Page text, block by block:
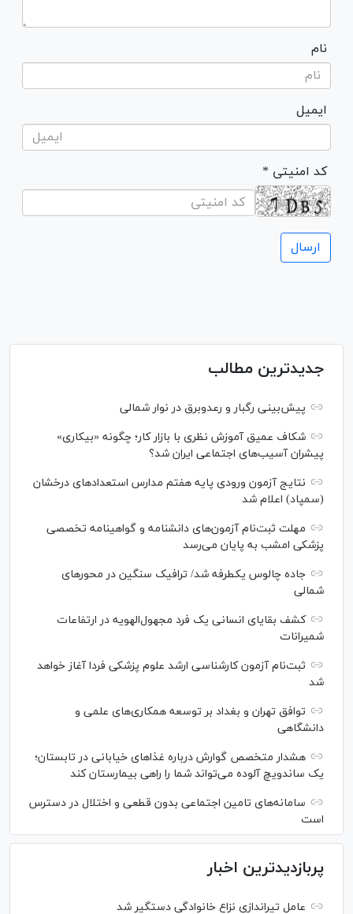
نام
ایمیل
* کد امنیتی
جدیدترین مطالب
پیش‌بینی رگبار و رعدوبرق در نوار شمالی
شکاف عمیق آموزش نظری با بازار کار؛ چگونه «بیکاری»
پیشران آسیب‌های اجتماعی ایران شد؟
نتایج آزمون ورودی پایه هفتم مدارس استعدادهای درخشان
(سمپاد) اعلام شد
مهلت ثبت‌نام آزمون‌های دانشنامه و گواهینامه تخصصی
پزشکی امشب به پایان می‌رسد
جاده چالوس یکطرفه شد/ ترافیک سنگین در محورهای
شمالی
کشف بقایای انسانی یک فرد مجهول‌الهویه در ارتفاعات
شمیرانات
ثبت‌نام آزمون کارشناسی ارشد علوم پزشکی فردا آغاز خواهد
شد
توافق تهران و بغداد بر توسعه همکاری‌های علمی و
دانشگاهی
هشدار متخصص گوارش درباره غذا‌های خیابانی در تابستان؛
یک ساندویچ آلوده می‌تواند شما را راهی بیمارستان کند
سامانه‌های تامین اجتماعی بدون قطعی و اختلال در دسترس
است
پربازدیدترین اخبار
عامل تیراندازی نزاع خانوادگی دستگیر شد